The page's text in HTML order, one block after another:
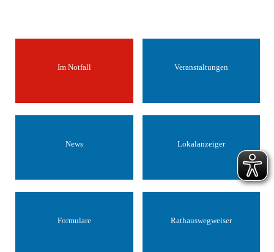
Im Notfall Veranstaltungen
News Lokalanzeiger
Formulare Rathauswegweiser